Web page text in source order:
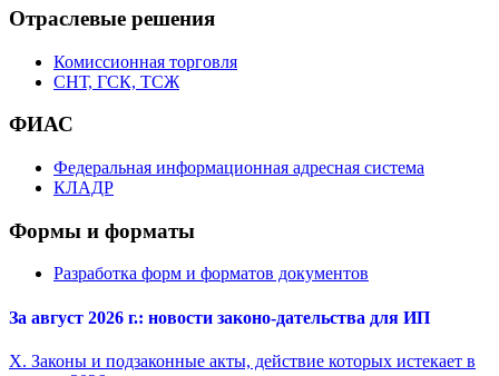
Отраслевые решения
Комиссионная торговля
СНТ, ГСК, ТСЖ
ФИАС
Федеральная информационная адресная система
КЛАДР
Формы и форматы
Разработка форм и форматов документов
За август 2026 г.: новости законо-дательства для ИП
X. Законы и подзаконные акты, действие которых истекает в